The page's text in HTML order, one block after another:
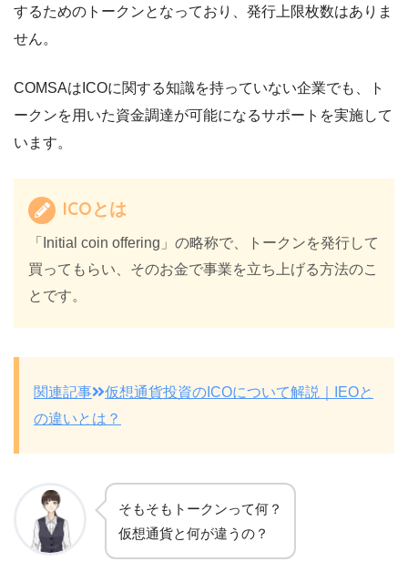
するためのトークンとなっており、発行上限枚数はありま
せん。
COMSAはICOに関する知識を持っていない企業でも、ト
ークンを用いた資金調達が可能になるサポートを実施して
います。
ICOとは
「Initial coin offering」の略称で、トークンを発行して
買ってもらい、そのお金で事業を立ち上げる方法のこ
とです。
関連記事
仮想通貨投資のICOについて解説｜IEOと
の違いとは？
そもそもトークンって何？
仮想通貨と何が違うの？